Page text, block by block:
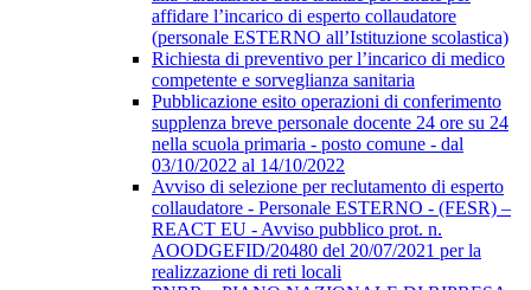
affidare l’incarico di esperto collaudatore
(personale ESTERNO all’Istituzione scolastica)
Richiesta di preventivo per l’incarico di medico
competente e sorveglianza sanitaria
Pubblicazione esito operazioni di conferimento
supplenza breve personale docente 24 ore su 24
nella scuola primaria - posto comune - dal
03/10/2022 al 14/10/2022
Avviso di selezione per reclutamento di esperto
collaudatore - Personale ESTERNO - (FESR) –
REACT EU - Avviso pubblico prot. n.
AOODGEFID/20480 del 20/07/2021 per la
realizzazione di reti locali